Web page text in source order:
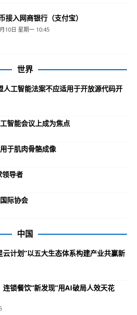
接入网商银行（支付宝）
10日 星期一 10:45
世界
工智能法案不应适用于开放源代码开
智能会议上成为焦点
于肌肉骨骼成像
领导者
际协会
中国
云计划”以五大生态体系构建产业共赢新
锁餐饮“新发现”用AI破局人效天花